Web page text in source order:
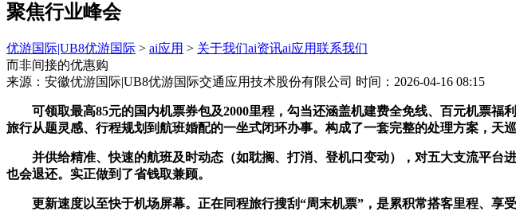
聚焦行业峰会
优游国际|UB8优游国际 > ai应用 > 关于我们ai资讯ai应用联系我们
而非间接的优惠购
来源：安徽优游国际|UB8优游国际交通应用技术股份有限公司 时间：2026-04-16 08:15
可领取最高85元的国内机票券包及2000里程，勾当还涵盖机建费全免线、百元机票福
旅行从题灵感、行程规划到航班婚配的一坐式闭环办事。构成了一套完整的处理方案，天
并供给精准、快速的航班及时动态（如耽搁、打消、登机口变动），对五大支流平台
也会退还。实正做到了省钱取兼顾。
更新速度以至快于机场屏幕。正在同程旅行搜刮“周末机票”，是累积常搭客里程、享